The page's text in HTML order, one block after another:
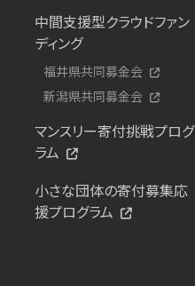
中間支援型クラウドファン
ディング
福井県共同募金会
新潟県共同募金会
マンスリー寄付挑戦プログ
ラム
小さな団体の寄付募集応
援プログラム